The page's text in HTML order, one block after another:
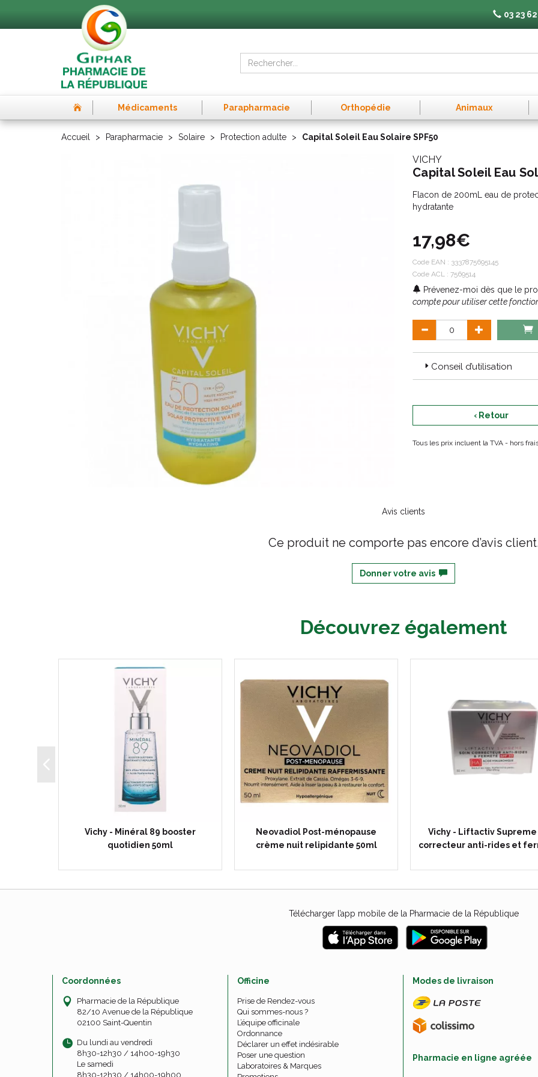
03 23
Médicaments Parapharmacie Orthopédie Animaux
Accueil Parapharmacie Solaire Protection adulte Capital Soleil Eau Solaire SPF50
VICHY
Capital Soleil Eau
Flacon de 200mL eau de
hydratante
17,98€
Code EAN : 3337875695145
Code ACL : 7569514
Prévenez-moi dès que le
compte pour utiliser cette
Conseil d’utilisation
‹ Retour
Tous les prix incluent la TVA - hors
Avis clients
Ce produit ne comporte pas encore d’avis
Donner votre avis
Découvrez également
Vichy - Minéral 89 booster
quotidien 50ml
Neovadiol Post-ménopause
crème nuit relipidante 50ml
Vichy - Liftactiv Supreme
correcteur anti-rides et
Télécharger l’app mobile de la Pharmacie de la République
Coordonnées
Pharmacie de la République
82/10 Avenue de la République
02100 Saint-Quentin
Du lundi au vendredi
8h30-12h30 / 14h00-19h30
Le samedi
8h30-12h30 / 14h00-19h00
Officine
Prise de Rendez-vous
Qui sommes-nous ?
L’équipe officinale
Ordonnance
Déclarer un effet indésirable
Poser une question
Laboratoires & Marques
Modes de livraison
Pharmacie en ligne agréée